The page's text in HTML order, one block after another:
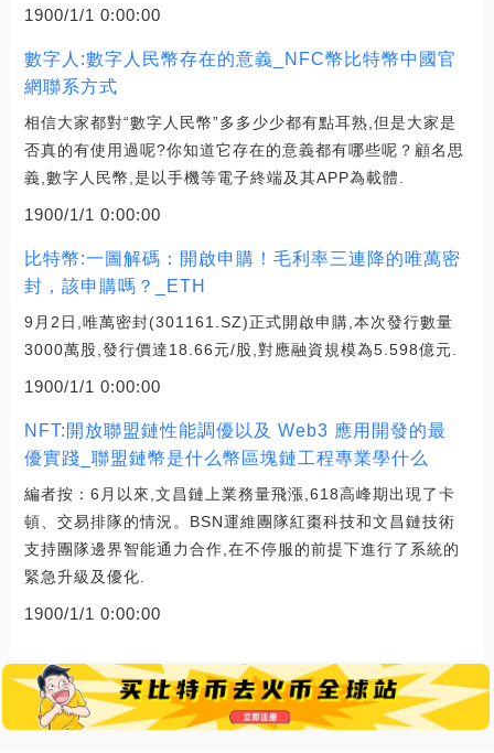
1900/1/1 0:00:00
數字人:數字人民幣存在的意義_NFC幣比特幣中國官
網聯系方式
相信大家都對“數字人民幣”多多少少都有點耳熟,但是大家是
否真的有使用過呢?你知道它存在的意義都有哪些呢？顧名思
義,數字人民幣,是以手機等電子終端及其APP為載體.
1900/1/1 0:00:00
比特幣:一圖解碼：開啟申購！毛利率三連降的唯萬密
封，該申購嗎？_ETH
9月2日,唯萬密封(301161.SZ)正式開啟申購,本次發行數量
3000萬股,發行價達18.66元/股,對應融資規模為5.598億元.
1900/1/1 0:00:00
NFT:開放聯盟鏈性能調優以及 Web3 應用開發的最
優實踐_聯盟鏈幣是什么幣區塊鏈工程專業學什么
編者按：6月以來,文昌鏈上業務量飛漲,618高峰期出現了卡
頓、交易排隊的情況。BSN運維團隊紅棗科技和文昌鏈技術
支持團隊邊界智能通力合作,在不停服的前提下進行了系統的
緊急升級及優化.
1900/1/1 0:00:00